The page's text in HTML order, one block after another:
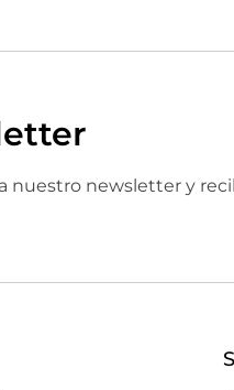
nuestro newsletter y